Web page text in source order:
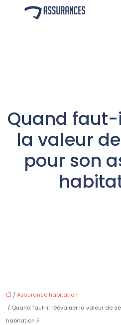
Quand
la valeur
pour son
/Assurance habitation
/ Quand faut-il réévaluer la valeur de
habitation ?